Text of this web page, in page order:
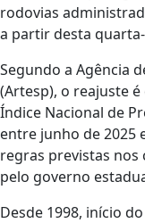
rodovias
a partir desta quarta-
Segundo a Agência
(Artesp), o reajuste
Índice Nacional de
entre junho de 2025
regras previstas nos
pelo governo
Desde 1998, início